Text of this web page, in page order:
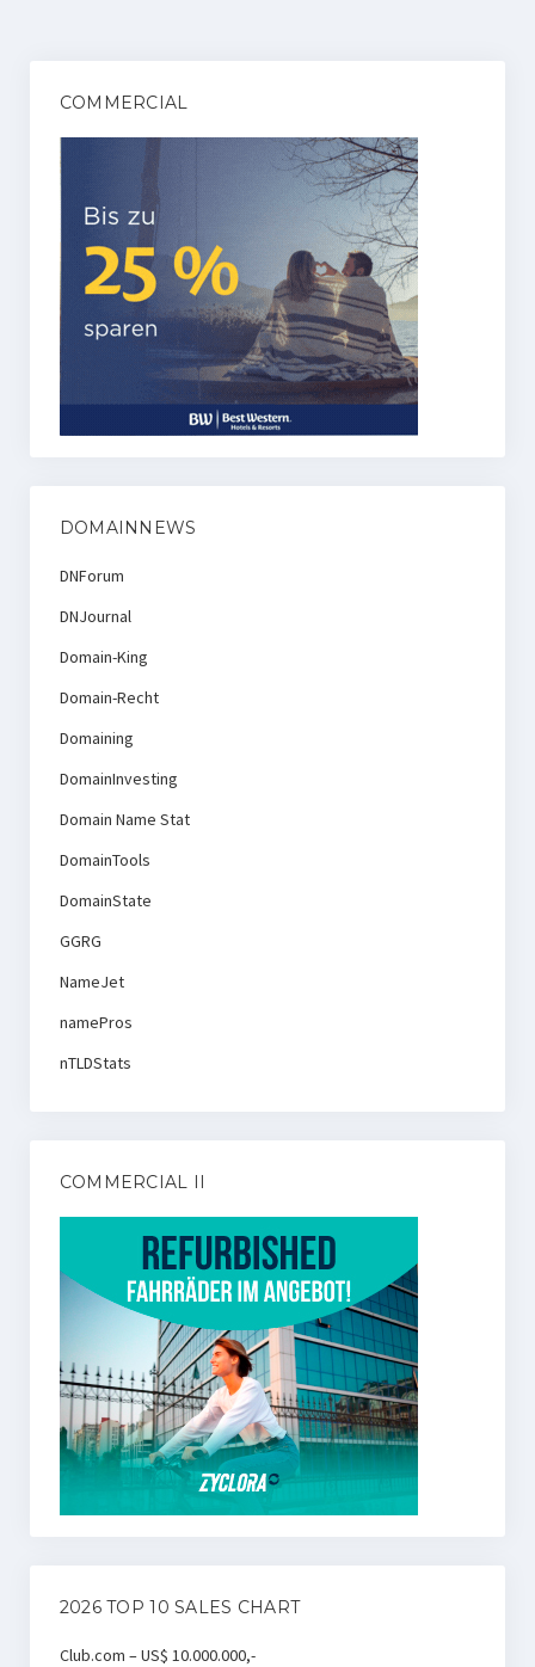
COMMERCIAL
DOMAINNEWS
DNForum
DNJournal
Domain-King
Domain-Recht
Domaining
DomainInvesting
Domain Name Stat
DomainTools
DomainState
GGRG
NameJet
namePros
nTLDStats
COMMERCIAL II
2026 TOP 10 SALES CHART
Club.com – US$ 10.000.000,-